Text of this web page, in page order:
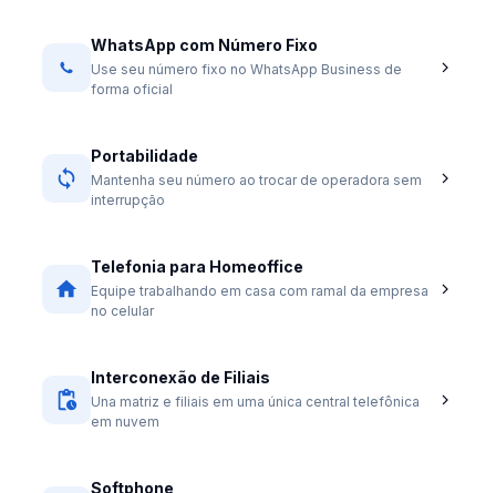
WhatsApp com Número Fixo
Use seu número fixo no WhatsApp Business de
forma oficial
Portabilidade
Mantenha seu número ao trocar de operadora sem
interrupção
Telefonia para Homeoffice
Equipe trabalhando em casa com ramal da empresa
no celular
Interconexão de Filiais
Una matriz e filiais em uma única central telefônica
em nuvem
Softphone